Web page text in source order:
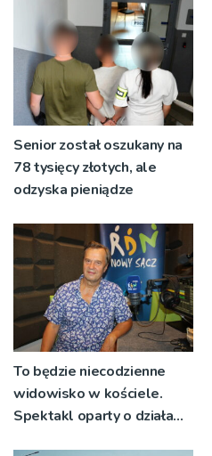
Senior został oszukany na
78 tysięcy złotych, ale
odzyska pieniądze
To będzie niecodzienne
widowisko w kościele.
Spektakl oparty o działa